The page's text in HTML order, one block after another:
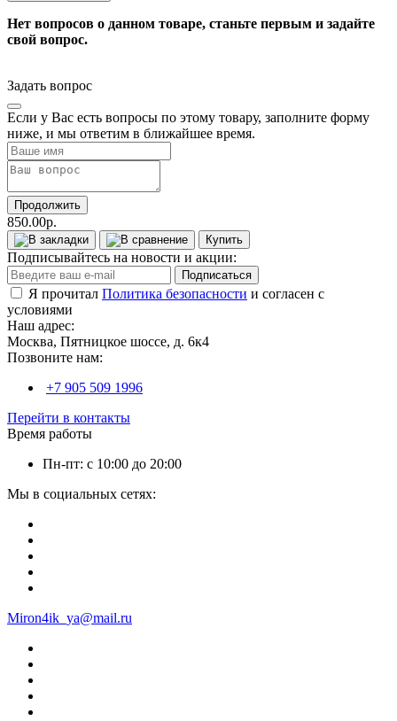
Нет вопросов о данном товаре, станьте первым и задайте
свой вопрос.
Задать вопрос
Если у Вас есть вопросы по этому товару, заполните форму
ниже, и мы ответим в ближайшее время.
Продолжить
850.00р.
Купить
Подписывайтесь на новости и акции:
Подписаться
Я прочитал Политика безопасности и согласен с
условиями
Наш адрес:
Москва, Пятницкое шоссе, д. 6к4
Позвоните нам:
+7 905 509 1996
Перейти в контакты
Время работы
Пн-пт: с 10:00 до 20:00
Мы в социальных сетях:
Miron4ik_ya@mail.ru